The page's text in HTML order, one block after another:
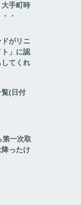
大手町時
・
がリニ
」に認
てくれ
(日付
第一次取
ったけ